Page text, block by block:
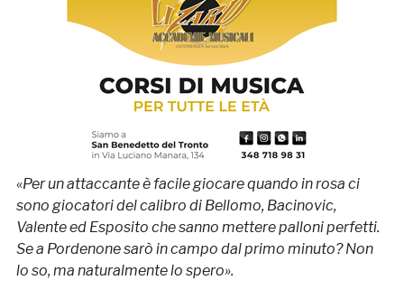
«Per un attaccante è facile giocare quando in rosa ci
sono giocatori del calibro di Bellomo, Bacinovic,
Valente ed Esposito che sanno mettere palloni perfetti.
Se a Pordenone sarò in campo dal primo minuto? Non
lo so, ma naturalmente lo spero».